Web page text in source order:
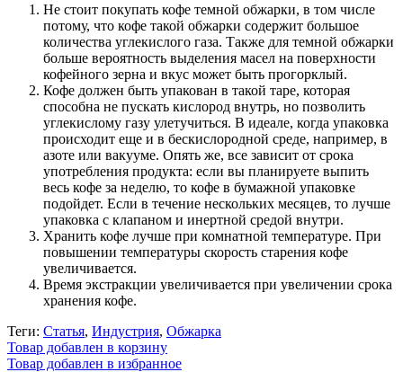
Не стоит покупать кофе темной обжарки, в том числе
потому, что кофе такой обжарки содержит большое
количества углекислого газа. Также для темной обжарки
больше вероятность выделения масел на поверхности
кофейного зерна и вкус может быть прогорклый.
Кофе должен быть упакован в такой таре, которая
способна не пускать кислород внутрь, но позволить
углекислому газу улетучиться. В идеале, когда упаковка
происходит еще и в бескислородной среде, например, в
азоте или вакууме. Опять же, все зависит от срока
употребления продукта: если вы планируете выпить
весь кофе за неделю, то кофе в бумажной упаковке
подойдет. Если в течение нескольких месяцев, то лучше
упаковка с клапаном и инертной средой внутри.
Хранить кофе лучше при комнатной температуре. При
повышении температуры скорость старения кофе
увеличивается.
Время экстракции увеличивается при увеличении срока
хранения кофе.
Теги: Статья, Индустрия, Обжарка
Товар добавлен в корзину
Товар добавлен в избранное